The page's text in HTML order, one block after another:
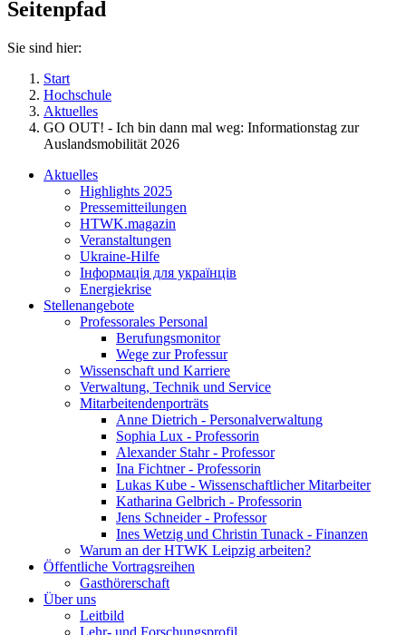
Seitenpfad
Sie sind hier:
Start
Hochschule
Aktuelles
GO OUT! - Ich bin dann mal weg: Informationstag zur
Auslandsmobilität 2026
Aktuelles
Highlights 2025
Pressemitteilungen
HTWK.magazin
Veranstaltungen
Ukraine-Hilfe
Інформація для українців
Energiekrise
Stellenangebote
Professorales Personal
Berufungsmonitor
Wege zur Professur
Wissenschaft und Karriere
Verwaltung, Technik und Service
Mitarbeitendenporträts
Anne Dietrich - Personalverwaltung
Sophia Lux - Professorin
Alexander Stahr - Professor
Ina Fichtner - Professorin
Lukas Kube - Wissenschaftlicher Mitarbeiter
Katharina Gelbrich - Professorin
Jens Schneider - Professor
Ines Wetzig und Christin Tunack - Finanzen
Warum an der HTWK Leipzig arbeiten?
Öffentliche Vortragsreihen
Gasthörerschaft
Über uns
Leitbild
Lehr- und Forschungsprofil